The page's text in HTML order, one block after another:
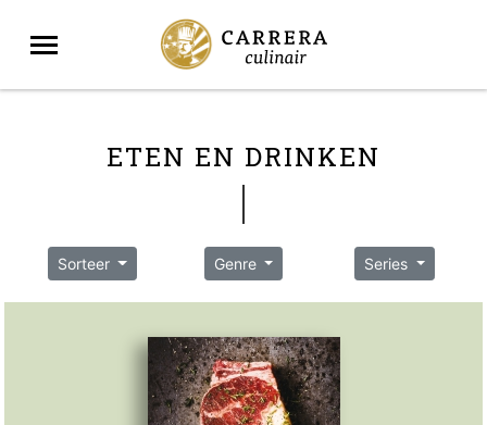
ETEN EN DRINKEN
Sorteer Genre Series